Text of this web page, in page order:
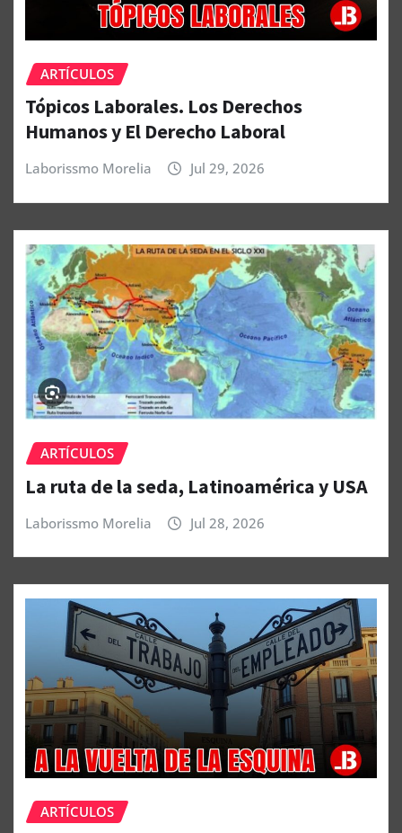
ARTÍCULOS
Tópicos Laborales. Los Derechos
Humanos y El Derecho Laboral
Laborissmo Morelia Jul 29, 2026
ARTÍCULOS
La ruta de la seda, Latinoamérica y USA
Laborissmo Morelia Jul 28, 2026
ARTÍCULOS